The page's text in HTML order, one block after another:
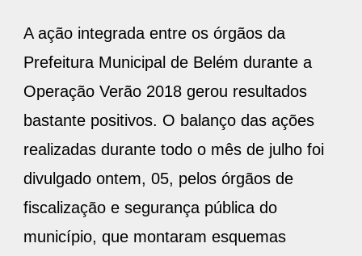
A ação integrada entre os órgãos da
Prefeitura Municipal de Belém durante a
Operação Verão 2018 gerou resultados
bastante positivos. O balanço das ações
realizadas durante todo o mês de julho foi
divulgado ontem, 05, pelos órgãos de
fiscalização e segurança pública do
município, que montaram esquemas